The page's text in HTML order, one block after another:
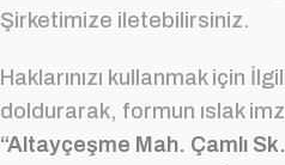
Şirketimize iletebilirsiniz.
Haklarınızı kullanmak için
doldurarak, formun ıslak
“Altayçeşme Mah. Çamlı